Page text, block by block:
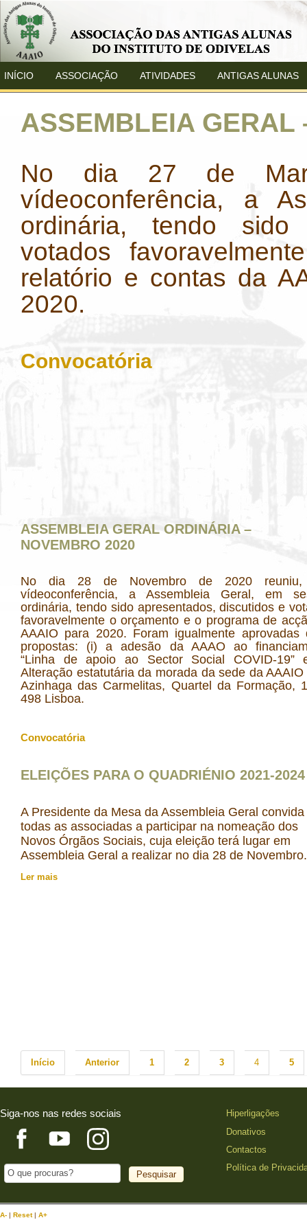
INÍCIO ASSOCIAÇÃO ATIVIDADES ANTIGAS ALUNAS
ASSEMBLEIA GERAL
No dia 27 de
vídeoconferência, a
ordinária, tendo sido
votados
relatório e contas da
2020.
Convocatória
ASSEMBLEIA GERAL ORDINÁRIA –
NOVEMBRO 2020
No dia 28 de Novembro de 2020
vídeoconferência, a Assembleia Geral, em
ordinária, tendo sido apresentados, discutidos e
favoravelmente o orçamento e o programa de
AAAIO para 2020. Foram igualmente aprovadas
propostas: (i) a adesão da AAAO ao
“Linha de apoio ao Sector Social COVID-19”
Alteração estatutária da morada da sede da AAAIO
Azinhaga das Carmelitas, Quartel da Formação,
498 Lisboa.
Convocatória
ELEIÇÕES PARA O QUADRIÉNIO 2021-2024
A Presidente da Mesa da Assembleia Geral convida
todas as associadas a participar na nomeação dos
Novos Órgãos Sociais, cuja eleição terá lugar em
Assembleia Geral a realizar no dia 28 de Novembro.
Ler mais
Início Anterior 1 2 3 4 5
Siga-nos nas redes sociais
Hiperligações
Donativos
Contactos
Política de
A- | Reset| A+